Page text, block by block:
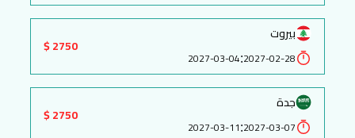
بيروت
2027-02-28
:
2027-03-04
2750 $
جدة
2027-03-07
:
2027-03-11
2750 $